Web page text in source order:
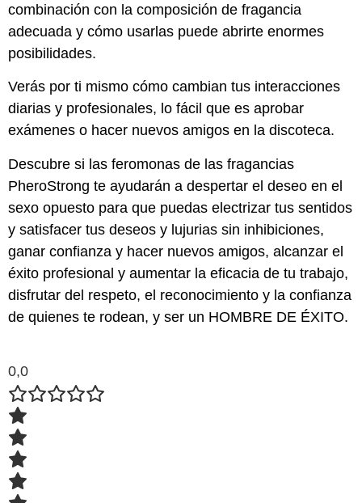
combinación con la composición de fragancia
adecuada y cómo usarlas puede abrirte enormes
posibilidades.
Verás por ti mismo cómo cambian tus interacciones
diarias y profesionales, lo fácil que es aprobar
exámenes o hacer nuevos amigos en la discoteca.
Descubre si las feromonas de las fragancias
PheroStrong te ayudarán a despertar el deseo en el
sexo opuesto para que puedas electrizar tus sentidos
y satisfacer tus deseos y lujurias sin inhibiciones,
ganar confianza y hacer nuevos amigos, alcanzar el
éxito profesional y aumentar la eficacia de tu trabajo,
disfrutar del respeto, el reconocimiento y la confianza
de quienes te rodean, y ser un HOMBRE DE ÉXITO.
0,0